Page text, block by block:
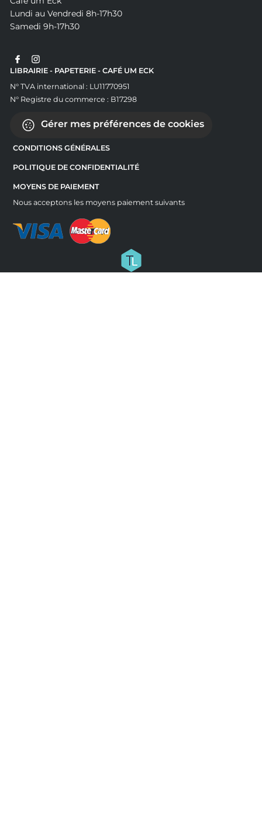
Lundi au Vendredi 8h-17h30
Samedi 9h-17h30
LIBRAIRIE - PAPETERIE - CAFÉ UM ECK
N° TVA international : LU11770951
N° Registre du commerce : B17298
Gérer mes préférences de cookies
CONDITIONS GÉNÉRALES
POLITIQUE DE CONFIDENTIALITÉ
MOYENS DE PAIEMENT
Nous acceptons les moyens paiement suivants